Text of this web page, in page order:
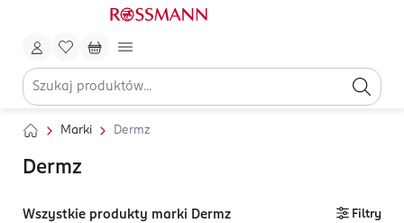
Marki Dermz
Dermz
Wszystkie produkty marki Dermz Filtry